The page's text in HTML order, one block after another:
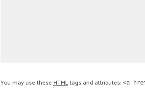
You may use theseHTMLtags and attributes: <a